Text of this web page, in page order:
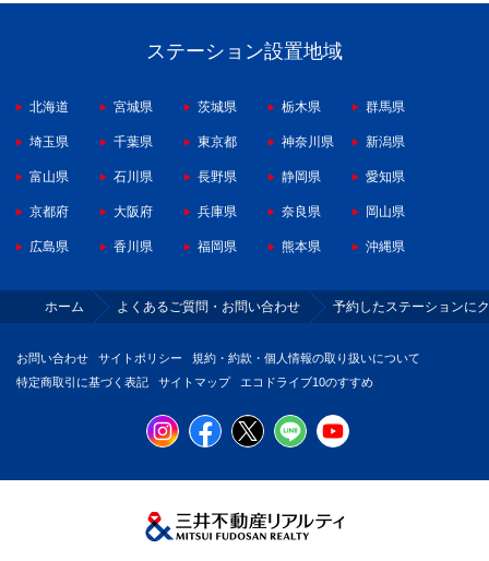
ステーション設置地域
北海道 宮城県 茨城県 栃木県 群馬県
埼玉県 千葉県 東京都 神奈川県 新潟県
富山県 石川県 長野県 静岡県 愛知県
京都府 大阪府 兵庫県 奈良県 岡山県
広島県 香川県 福岡県 熊本県 沖縄県
ホーム よくあるご質問・お問い合わせ 予約したステーションに
お問い合わせ サイトポリシー
規約・約款・個人情報の取り扱いについて
特定商取引に基づく表記
サイトマップ エコドライブ10のすすめ